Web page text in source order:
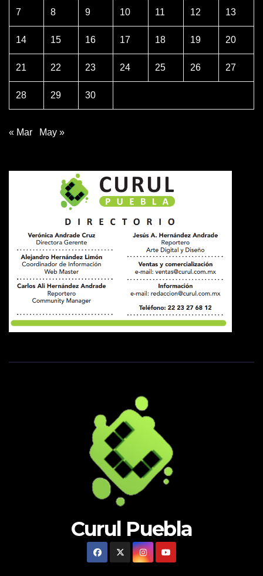
7 8 9 10 11 12 13
14 15 16 17 18 19 20
21 22 23 24 25 26 27
28 29 30
« Mar May »
Curul Puebla